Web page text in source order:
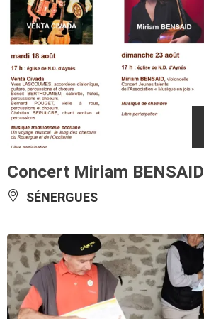
Concert Miriam BENSAID
SÉNERGUES